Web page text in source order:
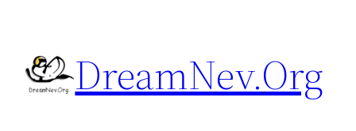
contenu
DreamNev.Org